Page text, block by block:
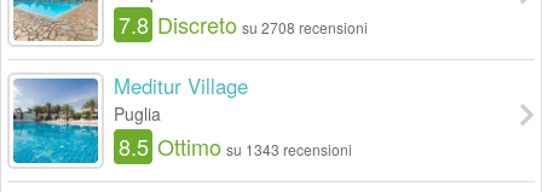
7.8 Discreto su 2708 recensioni
Meditur Village
Puglia
8.5 Ottimo su 1343 recensioni